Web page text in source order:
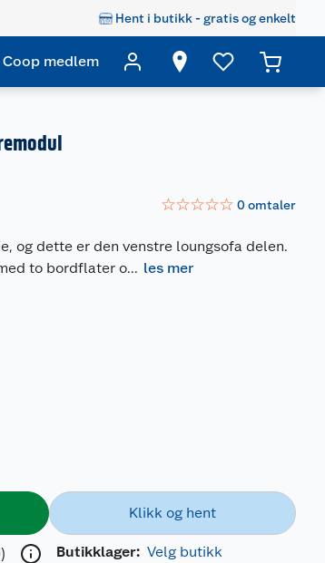
Hent i butikk - gratis og enkelt
Coop medlem
☆☆☆☆☆ 0omtaler
og dette er den venstre loungsofa delen.
to bordflater o... les mer
Klikk og hent
Butikklager: Velg butikk